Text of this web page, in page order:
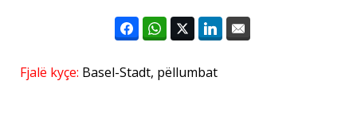
Fjalë kyçe: Basel-Stadt, pëllumbat